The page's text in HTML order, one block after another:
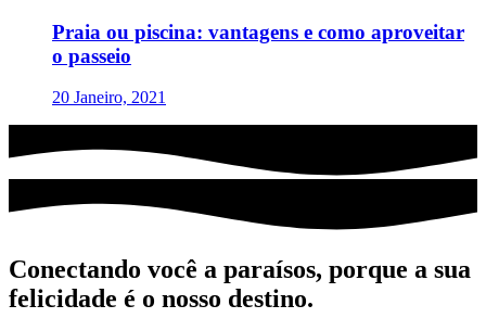
Praia ou piscina: vantagens e como aproveitar
o passeio
20 Janeiro, 2021
Conectando você a paraísos, porque a sua
felicidade é o nosso destino.